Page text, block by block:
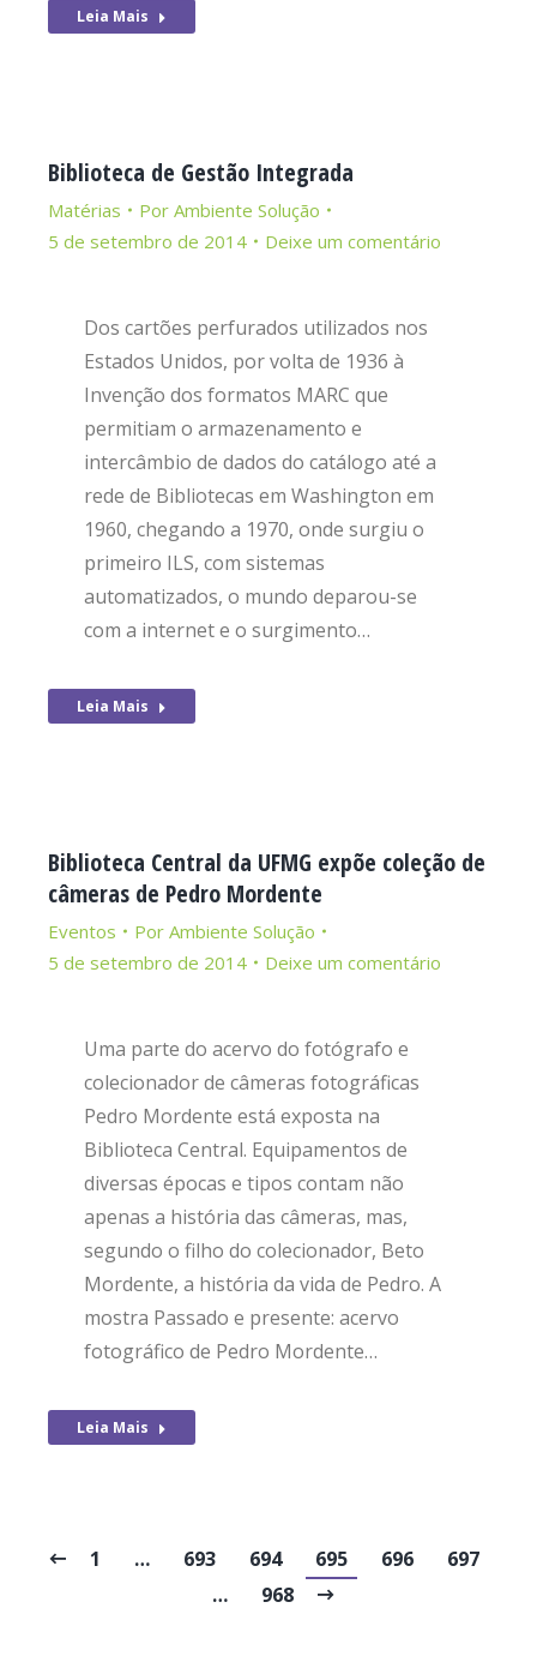
Leia Mais
Biblioteca de Gestão Integrada
Matérias Por Ambiente Solução
5 de setembro de 2014
Deixe um comentário
Dos cartões perfurados utilizados nos
Estados Unidos, por volta de 1936 à
Invenção dos formatos MARC que
permitiam o armazenamento e
intercâmbio de dados do catálogo até a
rede de Bibliotecas em Washington em
1960, chegando a 1970, onde surgiu o
primeiro ILS, com sistemas
automatizados, o mundo deparou-se
com a internet e o surgimento…
Leia Mais
Biblioteca Central da UFMG expõe coleção de
câmeras de Pedro Mordente
Eventos Por Ambiente Solução
5 de setembro de 2014
Deixe um comentário
Uma parte do acervo do fotógrafo e
colecionador de câmeras fotográficas
Pedro Mordente está exposta na
Biblioteca Central. Equipamentos de
diversas épocas e tipos contam não
apenas a história das câmeras, mas,
segundo o filho do colecionador, Beto
Mordente, a história da vida de Pedro. A
mostra Passado e presente: acervo
fotográfico de Pedro Mordente…
Leia Mais
1 … 693 694 695 696
697
…
968